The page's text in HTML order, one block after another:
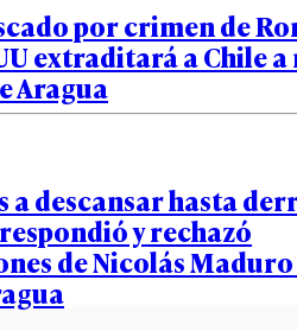
por crimen de
extraditará a Chile
Aragua
a descansar hasta
y rechazó
de Nicolás